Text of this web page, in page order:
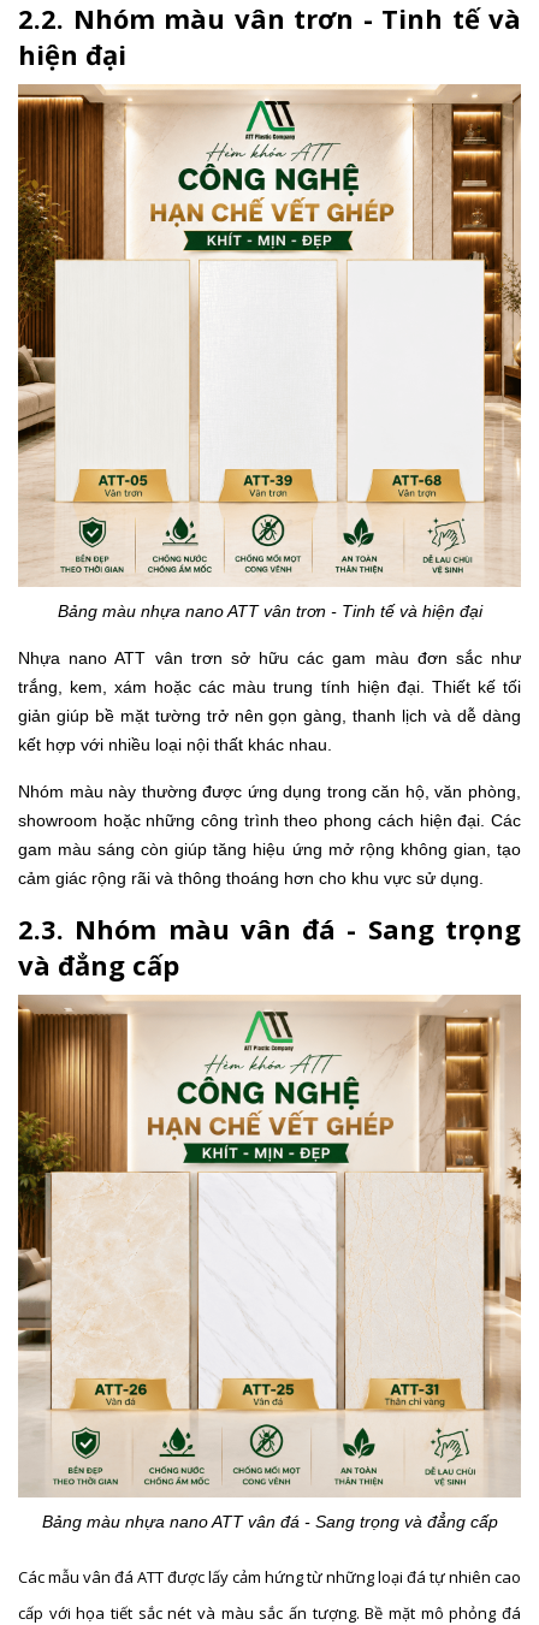
2.2. Nhóm màu vân trơn - Tinh tế và
hiện đại
Bảng màu nhựa nano ATT vân trơn - Tinh tế và hiện đại
Nhựa nano ATT vân trơn sở hữu các gam màu đơn sắc như
trắng, kem, xám hoặc các màu trung tính hiện đại. Thiết kế tối
giản giúp bề mặt tường trở nên gọn gàng, thanh lịch và dễ dàng
kết hợp với nhiều loại nội thất khác nhau.
Nhóm màu này thường được ứng dụng trong căn hộ, văn phòng,
showroom hoặc những công trình theo phong cách hiện đại. Các
gam màu sáng còn giúp tăng hiệu ứng mở rộng không gian, tạo
cảm giác rộng rãi và thông thoáng hơn cho khu vực sử dụng.
2.3. Nhóm màu vân đá - Sang trọng
và đẳng cấp
Bảng màu nhựa nano ATT vân đá - Sang trọng và đẳng cấp
Các mẫu vân đá ATT được lấy cảm hứng từ những loại đá tự nhiên cao
cấp với họa tiết sắc nét và màu sắc ấn tượng. Bề mặt mô phỏng đá